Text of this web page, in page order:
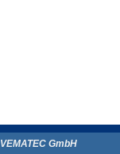
VEMATEC GmbH